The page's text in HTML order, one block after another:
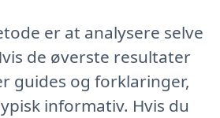
er at analysere selve
de øverste resultater
guides og forklaringer,
informativ. Hvis du